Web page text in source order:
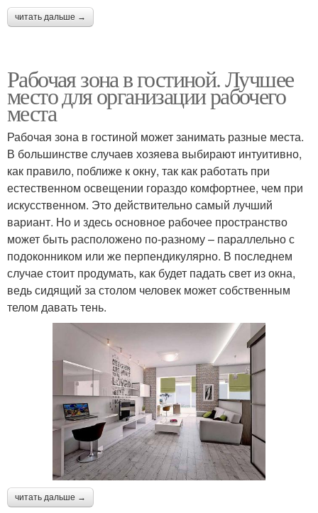
читать дальше →
Рабочая зона в гостиной. Лучшее
место для организации рабочего
места
Рабочая зона в гостиной может занимать разные места.
В большинстве случаев хозяева выбирают интуитивно,
как правило, поближе к окну, так как работать при
естественном освещении гораздо комфортнее, чем при
искусственном. Это действительно самый лучший
вариант. Но и здесь основное рабочее пространство
может быть расположено по-разному – параллельно с
подоконником или же перпендикулярно. В последнем
случае стоит продумать, как будет падать свет из окна,
ведь сидящий за столом человек может собственным
телом давать тень.
читать дальше →